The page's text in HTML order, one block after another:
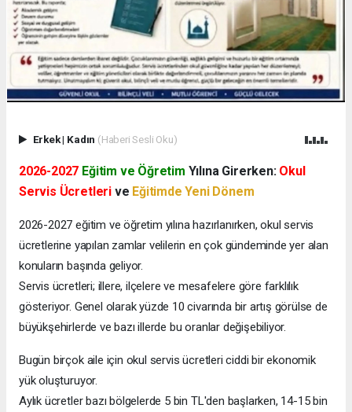
Erkek| Kadın (Haberi Sesli Oku)
2026-2027 Eğitim ve Öğretim Yılına Girerken: Okul
Servis Ücretleri ve Eğitimde Yeni Dönem
2026-2027 eğitim ve öğretim yılına hazırlanırken, okul servis
ücretlerine yapılan zamlar velilerin en çok gündeminde yer alan
konuların başında geliyor.
Servis ücretleri; illere, ilçelere ve mesafelere göre farklılık
gösteriyor. Genel olarak yüzde 10 civarında bir artış görülse de
büyükşehirlerde ve bazı illerde bu oranlar değişebiliyor.
Bugün birçok aile için okul servis ücretleri ciddi bir ekonomik
yük oluşturuyor.
Aylık ücretler bazı bölgelerde 5 bin TL'den başlarken, 14-15 bin